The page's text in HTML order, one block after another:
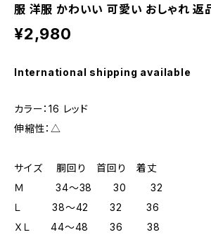
服 洋服 かわいい 可愛い おしゃれ 返
¥2,980
International shipping available
カラー：16 レッド
伸縮性：△
サイズ 胴回り 首回り 着丈
Ｍ 34～38 30 32
Ｌ 38～42 32 36
ＸＬ 44～48 36 38